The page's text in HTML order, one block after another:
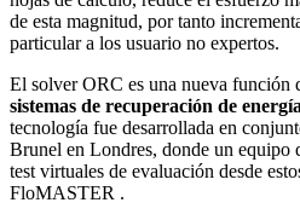
de esta magnitud, por tanto
particular a los usuario no expertos.
El solver ORC es una nueva función
sistemas de recuperación de energía
tecnología fue desarrollada en
Brunel en Londres, donde un equipo
test virtuales de evaluación desde
FloMASTER .